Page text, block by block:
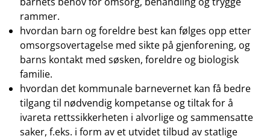
rammer.
hvordan barn og foreldre best kan følges opp etter
omsorgsovertagelse med sikte på gjenforening, og
barns kontakt med søsken, foreldre og biologisk
familie.
hvordan det kommunale barnevernet kan få bedre
tilgang til nødvendig kompetanse og tiltak for å
ivareta rettssikkerheten i alvorlige og sammensatte
saker, f.eks. i form av et utvidet tilbud av statlige